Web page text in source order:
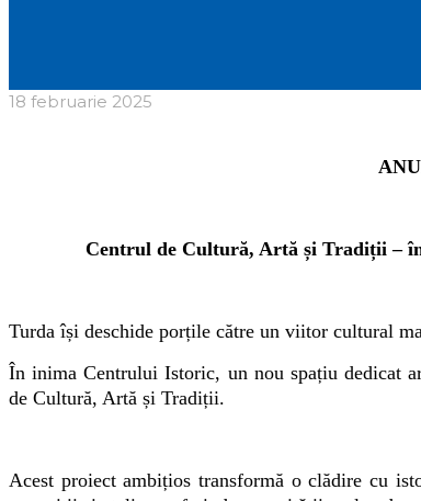
18 februarie 2025
Centrul de Cultură, Artă și Tradiții –
Turda își deschide porțile către un viitor cultural
În inima Centrului Istoric, un nou spațiu dedicat
de Cultură, Artă și Tradiții.
Acest proiect ambițios transformă o clădire cu